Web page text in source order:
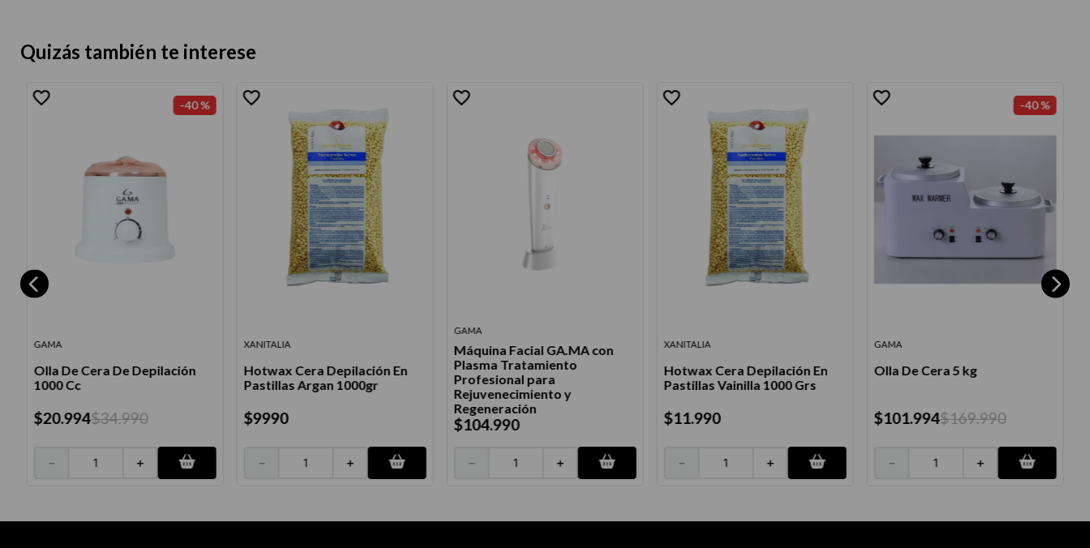
Quizás también te interese
-40 %
GAMA
Olla De Cera De Depilación
1000 Cc
$20.994$34.990
＋
－
XANITALIA
Hotwax Cera Depilación En
Pastillas Argan 1000gr
$9990
＋
－
GAMA
Máquina Facial GA.MA con
Plasma Tratamiento
Profesional para
Rejuvenecimiento y
Regeneración
$104.990
＋
－
XANITALIA
Hotwax Cera Depilación En
Pastillas Vainilla 1000 Grs
$11.990
＋
－
-40 %
GAMA
Olla De Cera 5 kg
$101.994$169.990
＋
－